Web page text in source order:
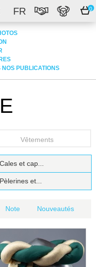
FR 0
PUBLICATIONS
Vêtements
Cales et cap...
Pèlerines et...
Note Nouveautés